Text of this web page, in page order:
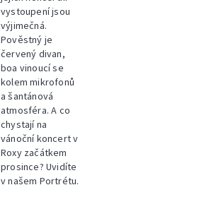
vystoupení jsou
výjimečná.
Pověstný je
červený divan,
boa vinoucí se
kolem mikrofonů
a šantánová
atmosféra. A co
chystají na
vánoční koncert v
Roxy začátkem
prosince? Uvidíte
v našem Portrétu.